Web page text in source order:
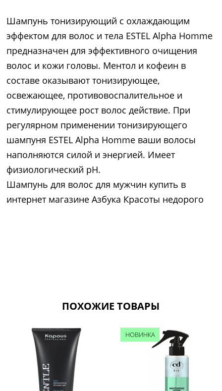
Шампунь тонизирующий с охлаждающим
эффектом для волос и тела ESTEL Alpha Homme
предназначен для эффективного очищения
волос и кожи головы. Ментол и кофеин в
составе оказывают тонизирующее,
освежающее, противовоспалительное и
стимулирующее рост волос действие. При
регулярном применении тонизирующего
шампуня ESTEL Alpha Homme ваши волосы
наполняются силой и энергией. Имеет
физиологический рН.
Шампунь для волос для мужчин купить в
интернет магазине Азбука Красоты недорого
ПОХОЖИЕ ТОВАРЫ
НОВИНКА